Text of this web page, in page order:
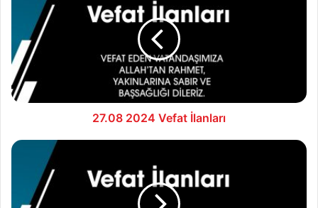
İlanları
27.08 2024 Vefat İlanları
28.08.2024